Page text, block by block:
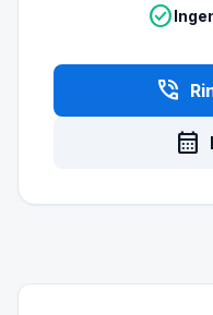
check_circle
phone_in_talk
calendar_month